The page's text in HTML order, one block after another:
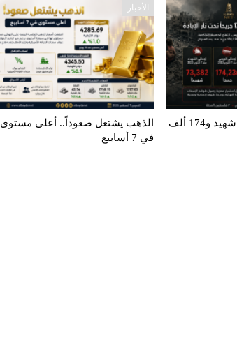
غزة تنزف.. 73 ألف شهيد و174 ألف
الأخبار
الذهب يشتعل صعوداً.. أعلى مستوى
في 7 أسابيع